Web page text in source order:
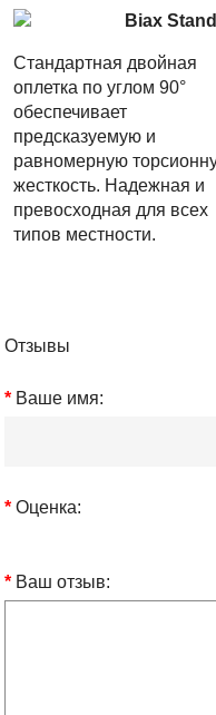
Biax
Стандартная двойная
оплетка по углом 90°
обеспечивает
предсказуемую и
равномерную
жесткость. Надежная и
превосходная для всех
типов местности.
Отзывы
Ваше имя:
Оценка:
Ваш отзыв: